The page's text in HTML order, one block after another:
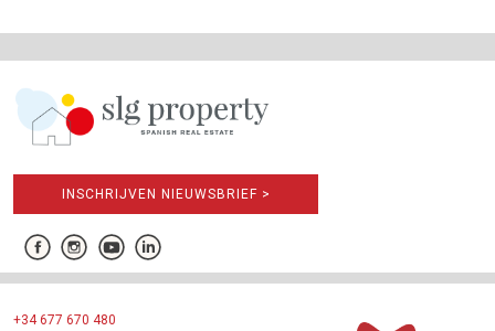
INSCHRIJVEN NIEUWSBRIEF >
+34 677 670 480